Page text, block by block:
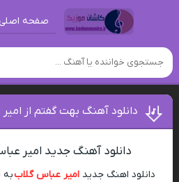
صفحه اصلی
دانلود آهنگ بهت گفتم از
دانلود آهنگ جدید امیر
دانلود اهنگ جدید امیر عباس گلاببه